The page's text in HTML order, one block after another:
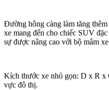
Đường hông càng làm tăng
xe mang đến cho chiếc SUV
sự được nâng cao với bộ mâm
Kích thước xe nhỏ gọn: D x R x
vực đô thị.